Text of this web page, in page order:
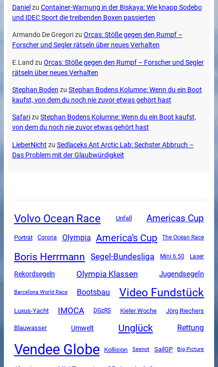
Daniel zu Container-Warnung in der Biskaya: Wie knapp Sodebo
und IDEC Sport die treibenden Boxen passierten
Armando De Gregorizu Orcas: Stöße gegen den Rumpf –
Forscher und Segler rätseln über neues Verhalten
E.Land zu Orcas: Stöße gegen den Rumpf – Forscher und Segler
rätseln über neues Verhalten
Stephan Boden zu Stephan Bodens Kolumne: Wenn du ein Boot
kaufst, von dem du noch nie zuvor etwas gehört hast
Safarizu Stephan Bodens Kolumne: Wenn du ein Boot kaufst,
von dem du noch nie zuvor etwas gehört hast
LieberNicht zu Sedlaceks Ant Arctic Lab: Sechster Abbruch –
Das Problem mit der Glaubwürdigkeit
Volvo Ocean Race Unfall Americas Cup
Porträt Corona Olympia America's Cup The Ocean Race
Boris Herrmann Segel-Bundesliga Mini 6.50 Laser
Rekordsegeln Olympia Klassen Jugendsegeln
Barcelona World Race Bootsbau Video Fundstück
Luxus-Yacht IMOCA DGzRS Kieler Woche Jörg Riechers
Blauwasser Umwelt Unglück Rettung
Vendee Globe Kollision Seenot SailGP Big Picture